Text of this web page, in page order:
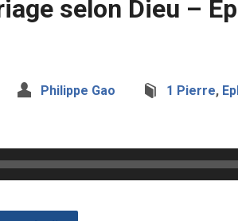
selon Dieu –
Philippe Gao 1 Pierre,